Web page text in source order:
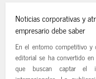
Noticias corporativas y
empresario debe saber
En el entorno competitivo y
editorial se ha convertido
que buscan captar el